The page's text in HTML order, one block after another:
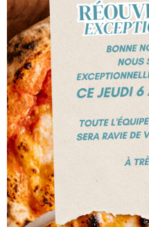
+324
Chaussée
HORAIRE
Ouvert tous les jours
sauf les
Fermé